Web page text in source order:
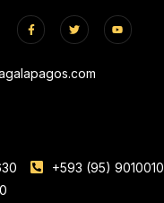
+593 (95) 9010010